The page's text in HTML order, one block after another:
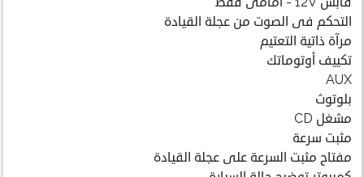
التحكم فى الصوت من عجلة القيادة
مرآة ذاتية التعتيم
تكييف أوتوماتك
AUX
بلوتوث
مشغل CD
مثبت سرعة
مفتاح مثبت السرعة على عجلة القيادة